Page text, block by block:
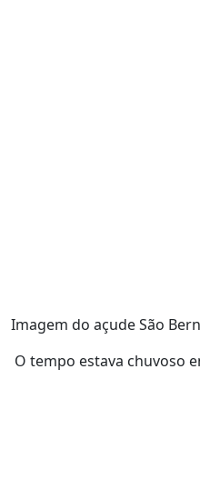
Imagem do açude São
O tempo estava chuvoso